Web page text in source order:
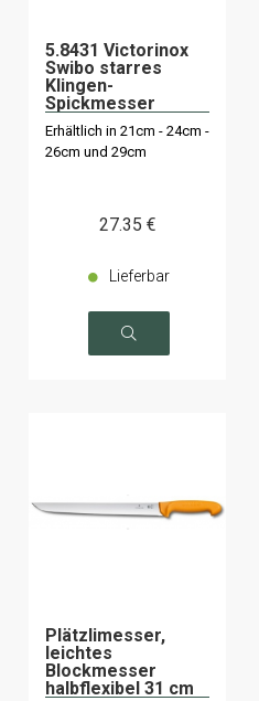
5.8431 Victorinox
Swibo starres
Klingen-
Spickmesser
Erhältlich in 21cm - 24cm -
26cm und 29cm
27.35 €
Lieferbar
Plätzlimesser,
leichtes
Blockmesser
halbflexibel 31 cm